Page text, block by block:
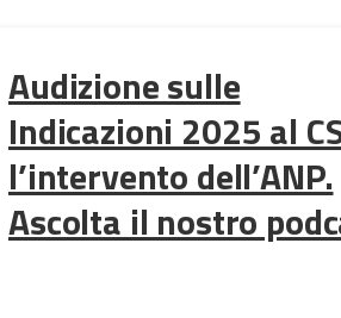
Audizione sulle
Indicazioni 2025 al
l’intervento dell’ANP.
Ascolta il nostro